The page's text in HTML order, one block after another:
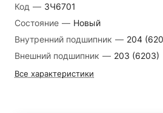
Код — ЗЧ6701
Состояние — Новый
Внутренний подшипник — 204
Внешний подшипник — 203 (6203)
Все характеристики